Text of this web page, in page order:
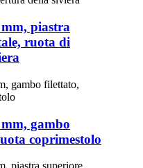
piastra
ruota di
gambo
coprimestolo